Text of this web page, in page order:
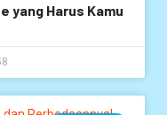
yang Harus Kamu